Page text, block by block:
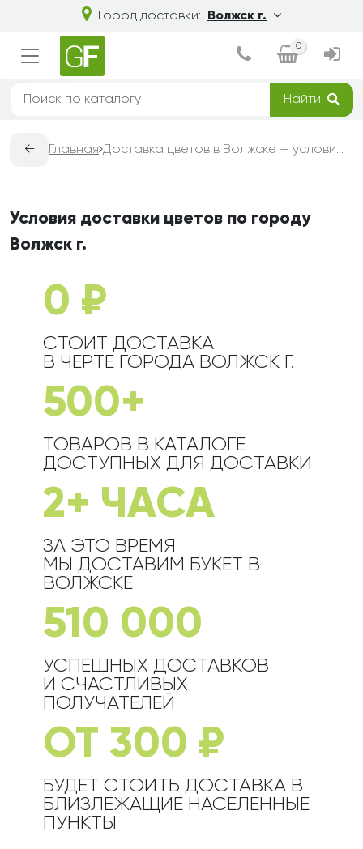
Город доставки: Волжск г.
0
Найти
← Главная Доставка цветов в Волжске — условия, сроки и стоимость | Grand-Flora
Условия доставки цветов по городу
Волжск г.
0 ₽
СТОИТ ДОСТАВКА
В ЧЕРТЕ ГОРОДА ВОЛЖСК Г.
500+
ТОВАРОВ В КАТАЛОГЕ
ДОСТУПНЫХ ДЛЯ ДОСТАВКИ
2+ ЧАСА
ЗА ЭТО ВРЕМЯ
МЫ ДОСТАВИМ БУКЕТ В
ВОЛЖСКЕ
510 000
УСПЕШНЫХ ДОСТАВКОВ
И СЧАСТЛИВЫХ
ПОЛУЧАТЕЛЕЙ
ОТ 300 ₽
БУДЕТ СТОИТЬ ДОСТАВКА В
БЛИЗЛЕЖАЩИЕ НАСЕЛЕННЫЕ
ПУНКТЫ